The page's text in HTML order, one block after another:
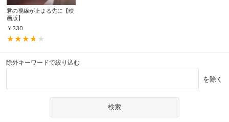
君の視線が止まる先に【映
画版】
￥ 330
除外キーワードで絞り込む
を除く